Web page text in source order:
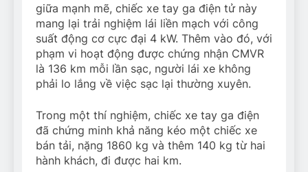
giữa mạnh mẽ, chiếc xe tay ga điện tử này
mang lại trải nghiệm lái liền mạch với công
suất động cơ cực đại 4 kW. Thêm vào đó, với
phạm vi hoạt động được chứng nhận CMVR
là 136 km mỗi lần sạc, người lái xe không
phải lo lắng về việc sạc lại thường xuyên.
Trong một thí nghiệm, chiếc xe tay ga điện
đã chứng minh khả năng kéo một chiếc xe
bán tải, nặng 1860 kg và thêm 140 kg từ hai
hành khách, đi được hai km.